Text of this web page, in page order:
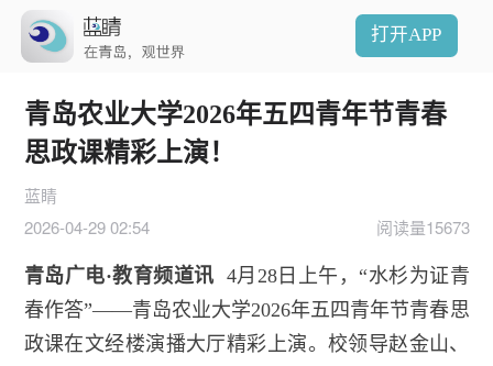
打开APP
青岛农业大学2026年五四青年节青春
思政课精彩上演！
蓝睛
2026-04-29 02:54
阅读量15673
青岛广电·教育频道讯 4月28日上午，“水杉为证青
春作答”——青岛农业大学2026年五四青年节青春思
政课在文经楼演播大厅精彩上演。校领导赵金山、